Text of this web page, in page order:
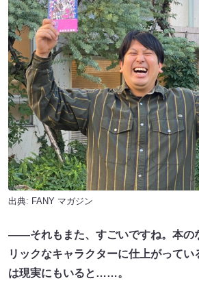
出典: FANY マガジン
――それもまた、すごいですね。本の
リックなキャラクターに仕上がってい
は現実にもいると……。